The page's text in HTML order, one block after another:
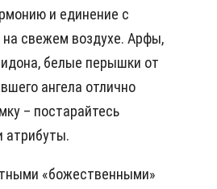
и единение с
свежем воздухе. Арфы,
белые перышки от
ангела отлично
– постарайтесь
атрибуты.
«божественными»